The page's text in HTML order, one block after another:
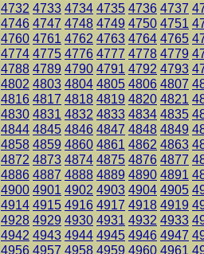
4732 4733 4734 4735 4736 4737
4746 4747 4748 4749 4750 4751
4760 4761 4762 4763 4764 4765
4774 4775 4776 4777 4778 4779
4788 4789 4790 4791 4792 4793
4802 4803 4804 4805 4806 4807
4816 4817 4818 4819 4820 4821
4830 4831 4832 4833 4834 4835
4844 4845 4846 4847 4848 4849
4858 4859 4860 4861 4862 4863
4872 4873 4874 4875 4876 4877
4886 4887 4888 4889 4890 4891
4900 4901 4902 4903 4904 4905
4914 4915 4916 4917 4918 4919
4928 4929 4930 4931 4932 4933
4942 4943 4944 4945 4946 4947
4956 4957 4958 4959 4960 4961